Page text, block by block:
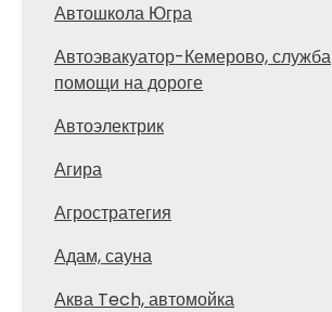
Автошкола Югра
Автоэвакуатор-Кемерово, служба
помощи на дороге
Автоэлектрик
Агира
Агростратегия
Адам, сауна
Аква Tech, автомойка